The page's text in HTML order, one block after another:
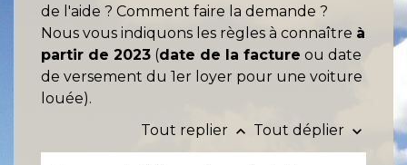
de l'aide ? Comment faire la demande ?
Nous vous indiquons les règles à connaître à
partir de 2023 (date de la facture ou date
de versement du 1er loyer pour une voiture
louée).
Tout replier keyboard_arrow_up Tout déplier keyboard_arrow_down